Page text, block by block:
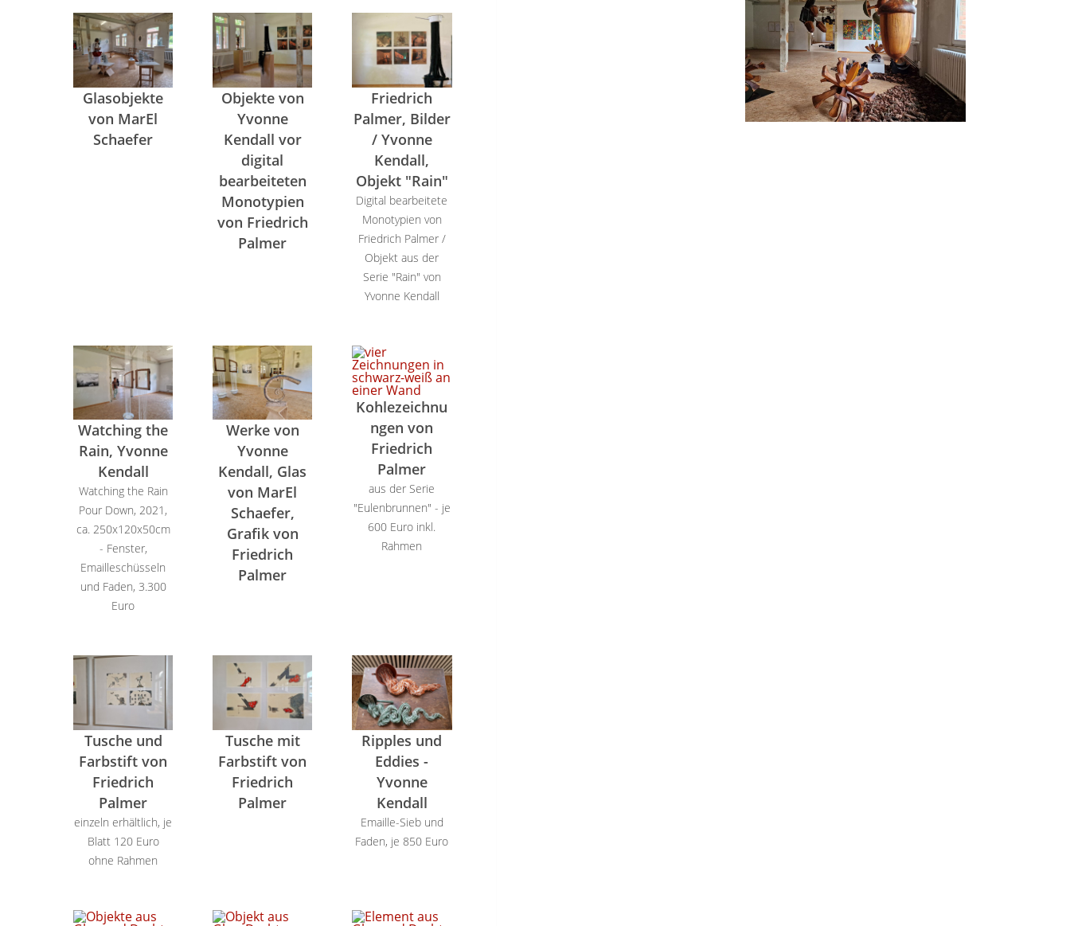
Glasobjekte
von MarEl
Schaefer
Objekte von
Yvonne
Kendall vor
digital
bearbeiteten
Monotypien
von Friedrich
Palmer
Friedrich
Palmer, Bilder
/ Yvonne
Kendall,
Objekt "Rain"
Digital bearbeitete
Monotypien von
Friedrich Palmer /
Objekt aus der
Serie "Rain" von
Yvonne Kendall
Watching the
Rain, Yvonne
Kendall
Watching the Rain
Pour Down, 2021,
ca. 250x120x50cm
- Fenster,
Emailleschüsseln
und Faden, 3.300
Euro
Werke von
Yvonne
Kendall, Glas
von MarEl
Schaefer,
Grafik von
Friedrich
Palmer
Kohlezeichnu
ngen von
Friedrich
Palmer
aus der Serie
"Eulenbrunnen" - je
600 Euro inkl.
Rahmen
Tusche und
Farbstift von
Friedrich
Palmer
einzeln erhältlich, je
Blatt 120 Euro
ohne Rahmen
Tusche mit
Farbstift von
Friedrich
Palmer
Ripples und
Eddies -
Yvonne
Kendall
Emaille-Sieb und
Faden, je 850 Euro